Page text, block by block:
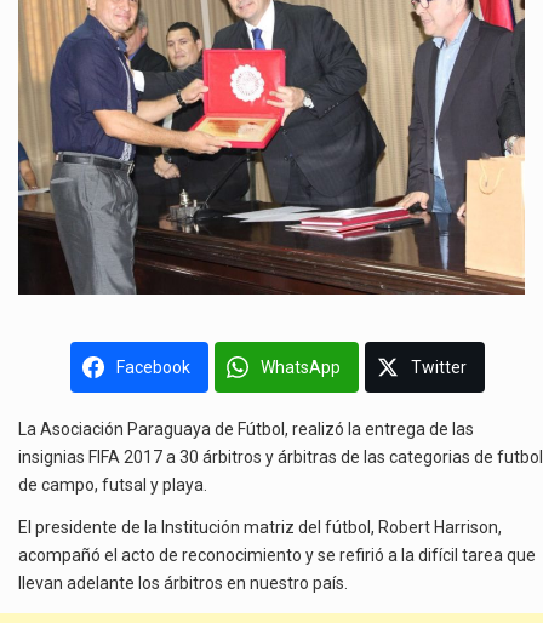
Facebook WhatsApp Twitter
La Asociación Paraguaya de Fútbol, realizó la entrega de las
insignias FIFA 2017 a 30 árbitros y árbitras de las categorias de futbol
de campo, futsal y playa.
El presidente de la Institución matriz del fútbol, Robert Harrison,
acompañó el acto de reconocimiento y se refirió a la difícil tarea que
llevan adelante los árbitros en nuestro país.